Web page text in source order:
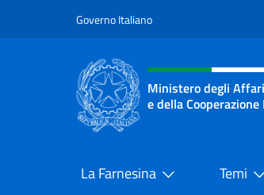
Governo Italiano
Intestazione sito,
Ministero degli
e della
La Farnesina Temi